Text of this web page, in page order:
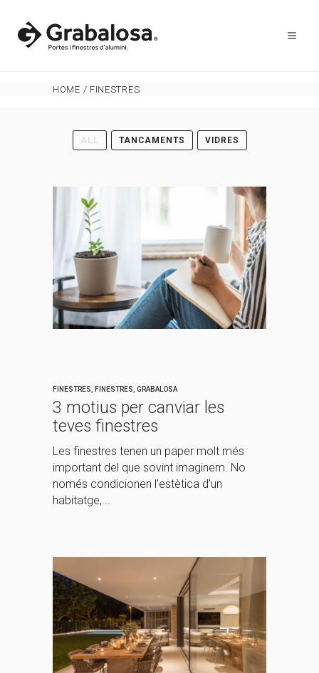
HOME / FINESTRES
ALL TANCAMENTS VIDRES
FINESTRES FINESTRES GRABALOSA
3 motius per canviar les
teves finestres
Les finestres tenen un paper molt més
important del que sovint imaginem. No
només condicionen l’estètica d’un
habitatge,...